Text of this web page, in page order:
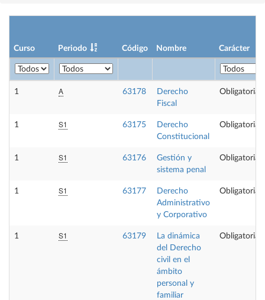
Curso Periodo Código Nombre Carácter
1 A 63178
Derecho
Fiscal
Obligatoria
1 S1 63175
Derecho
Constitucional
Obligatoria
1 S1 63176
Gestión y
sistema penal
Obligatoria
1 S1 63177
Derecho
Administrativo
y Corporativo
Obligatoria
1 S1 63179
La dinámica
del Derecho
civil en el
ámbito
personal y
familiar
Obligatoria